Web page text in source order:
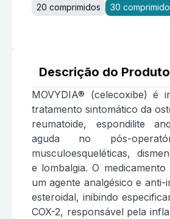
20 comprimidos
30
Descrição do Produto
MOVYDIA® (celecoxibe) é
tratamento sintomático da
reumatoide, espondilite
aguda no pós-
musculoesqueléticas,
e lombalgia. O
um agente analgésico e
esteroidal, inibindo
COX-2, responsável pela